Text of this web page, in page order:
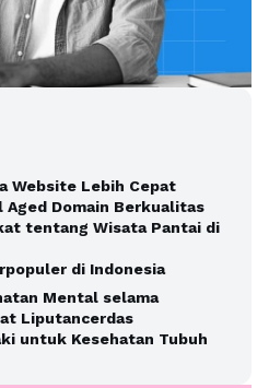
Website Lebih Cepat
Aged Domain Berkualitas
tentang Wisata Pantai di
di Indonesia
Mental selama
Liputancerdas
untuk Kesehatan Tubuh